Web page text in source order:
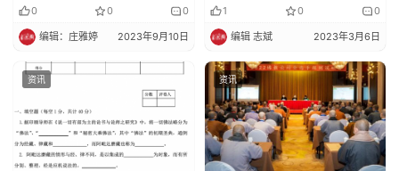
0 0 0
编辑：庄雅婷 2023年9月10日
1 0 0
编辑 志斌 2023年3月6日
资讯 资讯